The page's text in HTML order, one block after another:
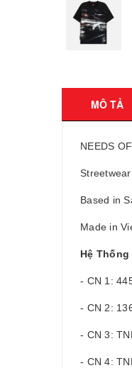
MÔ TẢ
NEEDS
Streetwear
Based in
Made in
Hệ Thống
- CN 1:
- CN 2:
- CN 3:
- CN 4: